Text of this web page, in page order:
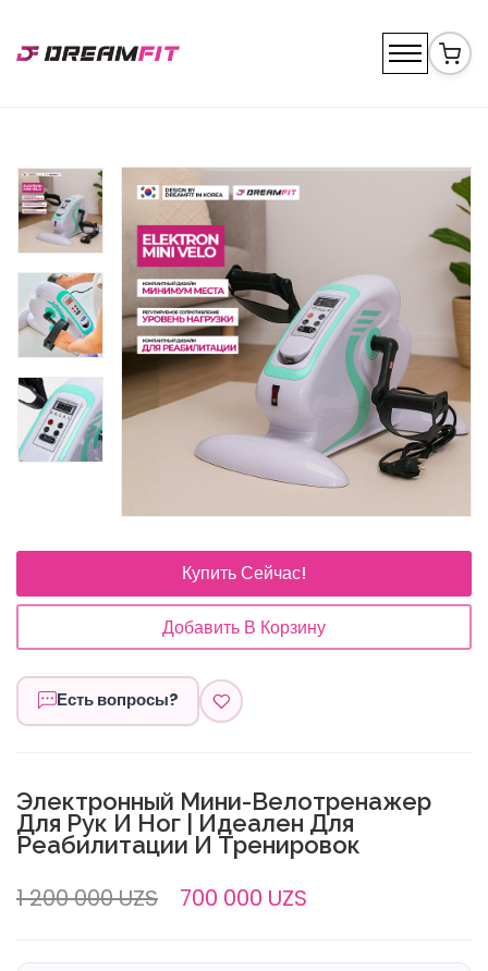
Купить Сейчас!
Добавить В Корзину
Есть вопросы?
Электронный Мини-Велотренажер
Для Рук И Ног | Идеален Для
Реабилитации И Тренировок
1 200 000 UZS 700 000 UZS